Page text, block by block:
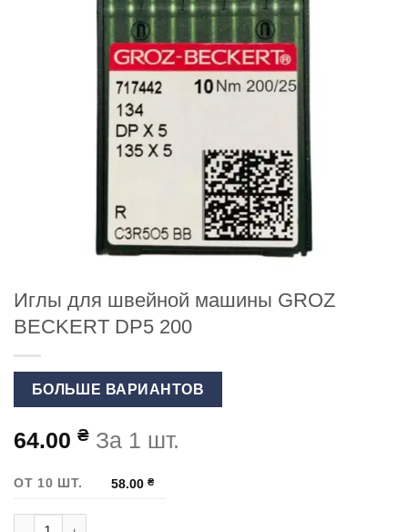
Иглы для швейной машины GROZ
BECKERT DP5 200
БОЛЬШЕ ВАРИАНТОВ
64.00 ₴ За 1 шт.
ОТ 10 ШТ. 58.00₴
Количество товара Иглы для швейной машины GROZ